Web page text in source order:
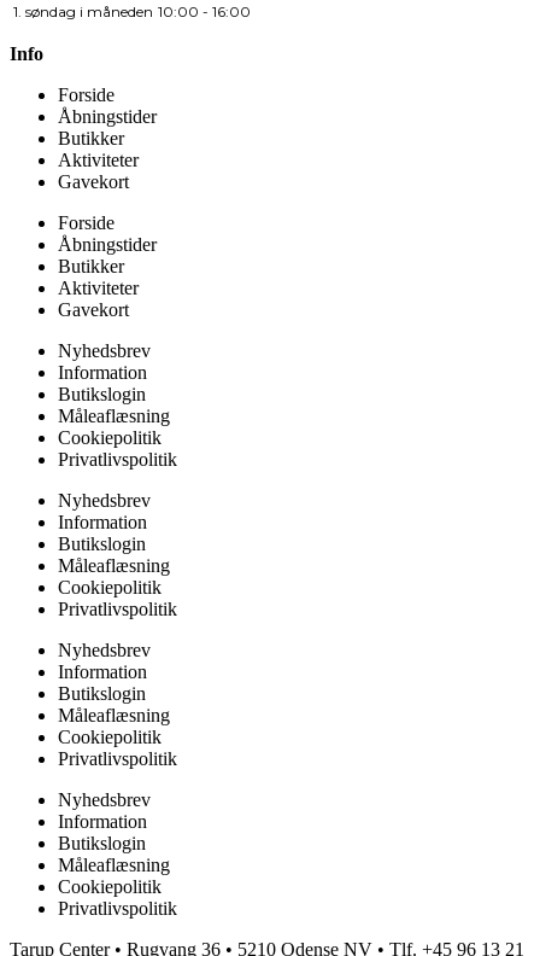
1. søndag i måneden 10:00 - 16:00
Info
Forside
Åbningstider
Butikker
Aktiviteter
Gavekort
Forside
Åbningstider
Butikker
Aktiviteter
Gavekort
Nyhedsbrev
Information
Butikslogin
Måleaflæsning
Cookiepolitik
Privatlivspolitik
Nyhedsbrev
Information
Butikslogin
Måleaflæsning
Cookiepolitik
Privatlivspolitik
Nyhedsbrev
Information
Butikslogin
Måleaflæsning
Cookiepolitik
Privatlivspolitik
Nyhedsbrev
Information
Butikslogin
Måleaflæsning
Cookiepolitik
Privatlivspolitik
Tarup Center • Rugvang 36 • 5210 Odense NV • Tlf. +45 96 13 21